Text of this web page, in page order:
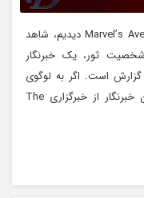
در نمایشی که هفته‌ی گذشته از بازی Marvel’s Avengers دیدیم، شاهد
ثور، یک خبرنگار
است. اگر به لوگوی
روی میکروفون دقت کنید، می‌فهمید که این خبرنگار از خبرگزاری The